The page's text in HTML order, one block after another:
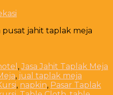
pusat jahit taplak meja
,Jasa Jahit Taplak Meja
, jual taplak meja
, napkin, Pasar Taplak